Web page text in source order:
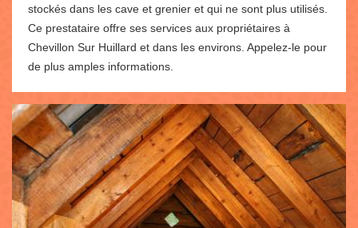
stockés dans les cave et grenier et qui ne sont plus utilisés.
Ce prestataire offre ses services aux propriétaires à
Chevillon Sur Huillard et dans les environs. Appelez-le pour
de plus amples informations.